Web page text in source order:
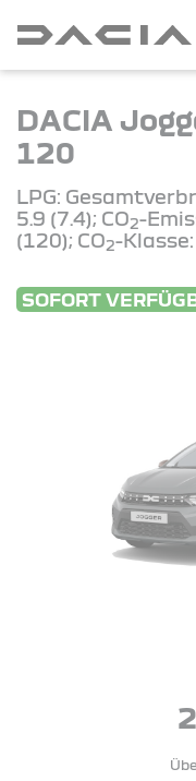
DACIA
120
LPG:
5.9 (7.4); CO2-
(120); CO2-Klasse:
SOFORT